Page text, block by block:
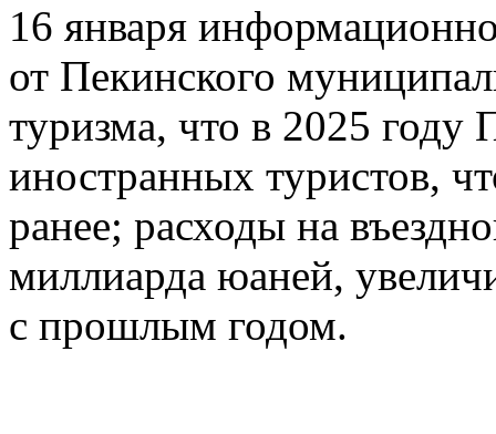
16 января
от Пекинского
туризма, что в 2025
иностранных туристов,
ранее; расходы на
миллиарда юаней,
с прошлым годом.